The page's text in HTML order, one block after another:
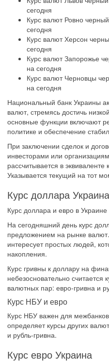
сегодня
Курс валют Ровно
сегодня
Курс валют Херсон
сегодня
Курс валют Запорожье
на сегодня
Курс валют Черновцы
на сегодня
Национальный банк Украины
валют, стремясь достичь
основные функции включают
политике и обеспечение
При заключении сделок и
инвесторами или
рассчитывается в
Указывается текущий на тот
Курс доллара Украина
Курс доллара и евро в Украине
На сегодняшний день курс
предложением на рынке валют.
интересует простых людей,
накопления.
Курс гривны к доллару на
небезосновательно
валютных пар: евро-гривна и
Курс НБУ и евро
Курс НБУ важен для
определяет курсы других
и рубль-гривна.
Курс евро Украина